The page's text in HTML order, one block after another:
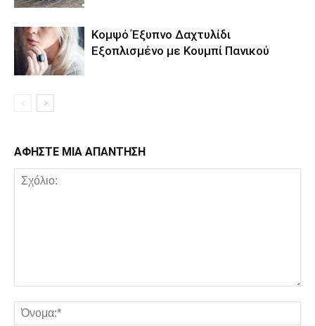
Κομψό Έξυπνο Δαχτυλίδι
Εξοπλισμένο με Κουμπί Πανικού
ΑΦΗΣΤΕ ΜΙΑ ΑΠΑΝΤΗΣΗ